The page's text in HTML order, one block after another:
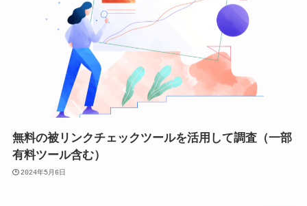
無料の被リンクチェックツールを活用して調査（一部
有料ツール含む）
2024年5月6日